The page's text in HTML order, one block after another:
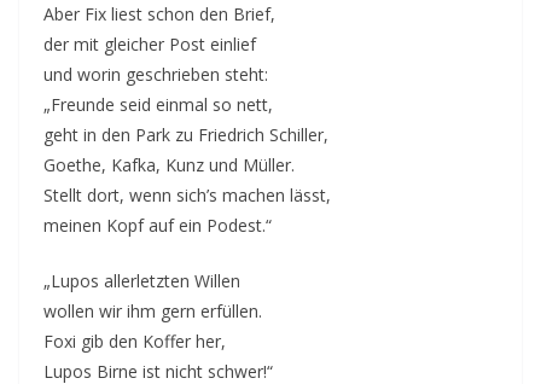
Aber Fix liest schon den Brief,
der mit gleicher Post einlief
und worin geschrieben steht:
„Freunde seid einmal so nett,
geht in den Park zu Friedrich Schiller,
Goethe, Kafka, Kunz und Müller.
Stellt dort, wenn sich’s machen lässt,
meinen Kopf auf ein Podest.“
„Lupos allerletzten Willen
wollen wir ihm gern erfüllen.
Foxi gib den Koffer her,
Lupos Birne ist nicht schwer!“